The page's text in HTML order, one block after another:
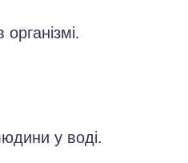
у воді.